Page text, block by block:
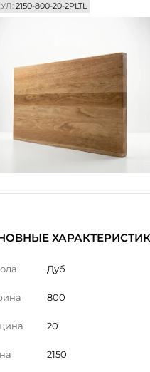
2150-800-20-2PLTL
Дуб
800
20
2150